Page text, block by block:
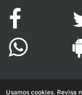
Usamos cookies. Revisa